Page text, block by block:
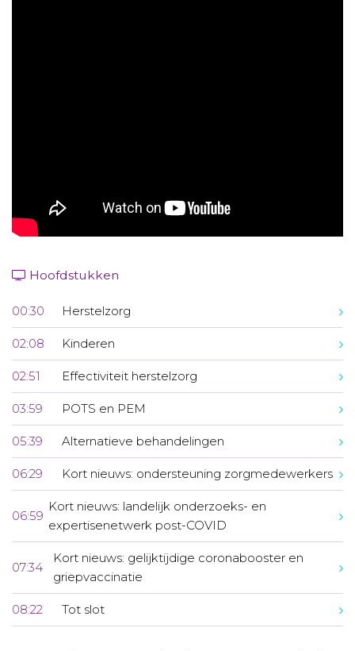
Hoofdstukken
00:30 Herstelzorg
02:08 Kinderen
02:51 Effectiviteit herstelzorg
03:59 POTS en PEM
05:39 Alternatieve behandelingen
06:29 Kort nieuws: ondersteuning zorgmedewerkers
06:59
Kort nieuws: landelijk onderzoeks- en
expertisenetwerk post-COVID
07:34
Kort nieuws: gelijktijdige coronabooster en
griepvaccinatie
08:22 Tot slot